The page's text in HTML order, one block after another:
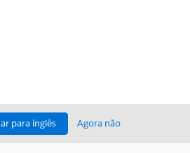
para inglês Agora não